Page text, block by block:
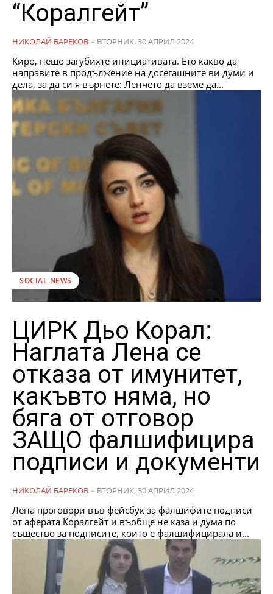
“Коралгейт”
НИКОЛАЙ БАРЕКОВ - ВТОРНИК, 30 АПРИЛ 2024
Киро, нещо загубихте инициативата. Ето какво да
направите в продължение на досегашните ви думи и
дела, за да си я върнете: Ленчето да вземе да...
SOCIAL NEWS
ЦИРК Дьо Корал:
Наглата Лена се
отказа от имунитет,
какъвто няма, но
бяга от отговор
ЗАЩО фалшифицира
подписи и документи
НИКОЛАЙ БАРЕКОВ - ВТОРНИК, 30 АПРИЛ 2024
Лена проговори във фейсбук за фалшифите подписи
от аферата Коралгейт и въобще не каза и дума по
същество за подписите, които е фалшифицирала и...